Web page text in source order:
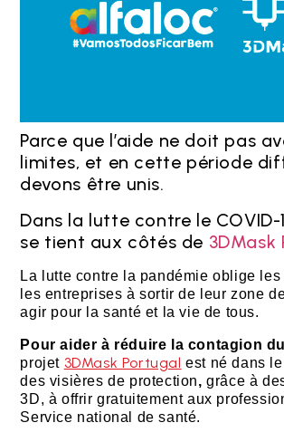
Parce que l’aide ne doit pas
limites, et en cette période
devons être unis.
Dans la lutte contre le COVID-
se tient aux côtés de 3DMask
La lutte contre la pandémie oblige
les entreprises à sortir de leur zone
agir pour la santé et la vie de tous.
Pour aider à réduire la contagion
projet 3DMask Portugal est né dans
des visières de protection,grâce à
3D, à offrir gratuitement aux
Service national de santé.